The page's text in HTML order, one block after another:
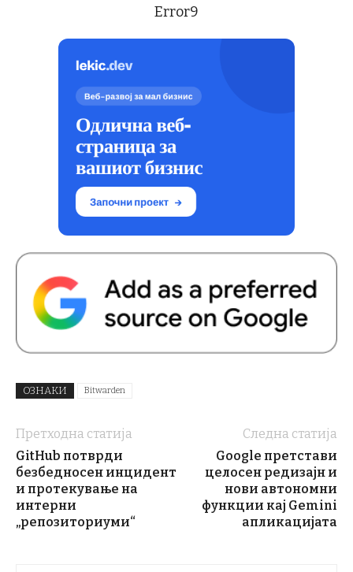
Error9
ОЗНАКИ Bitwarden
Претходна статија
GitHub потврди
безбедносен инцидент
и протекување на
интерни
„репозиториуми“
Следна статија
Google претстави
целосен редизајн и
нови автономни
функции кај Gemini
апликацијата